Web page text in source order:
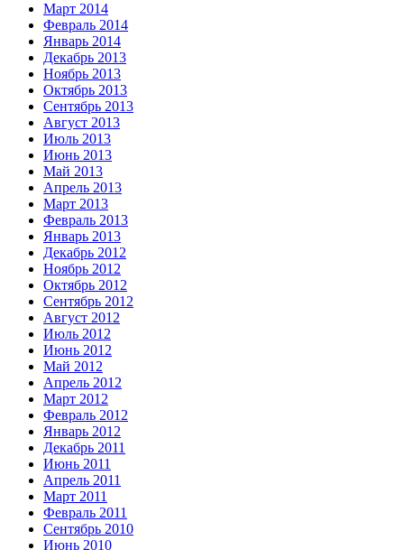
Март 2014
Февраль 2014
Январь 2014
Декабрь 2013
Ноябрь 2013
Октябрь 2013
Сентябрь 2013
Август 2013
Июль 2013
Июнь 2013
Май 2013
Апрель 2013
Март 2013
Февраль 2013
Январь 2013
Декабрь 2012
Ноябрь 2012
Октябрь 2012
Сентябрь 2012
Август 2012
Июль 2012
Июнь 2012
Май 2012
Апрель 2012
Март 2012
Февраль 2012
Январь 2012
Декабрь 2011
Июнь 2011
Апрель 2011
Март 2011
Февраль 2011
Сентябрь 2010
Июнь 2010